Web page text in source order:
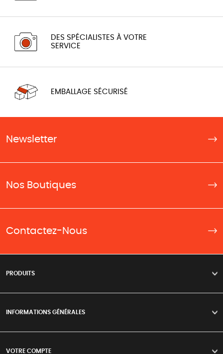
DES SPÉCIALISTES À VOTRE
SERVICE
EMBALLAGE SÉCURISÉ
Newsletter
Nos Boutiques
Contactez-Nous
PRODUITS >
INFORMATIONS GÉNÉRALES >
VOTRE COMPTE >